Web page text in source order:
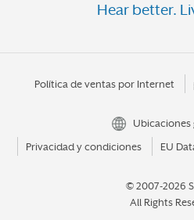
Hear better.
Política de ventas por Internet
Ubicaciones
Privacidad y condiciones
EU
© 2007-2026
All Rights